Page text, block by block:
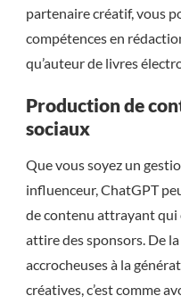
partenaire créatif, vous
compétences en
qu’auteur de livres
Production de
sociaux
Que vous soyez un
influenceur, ChatGPT
de contenu attrayant qui
attire des sponsors. De
accrocheuses à la
créatives, c’est comme